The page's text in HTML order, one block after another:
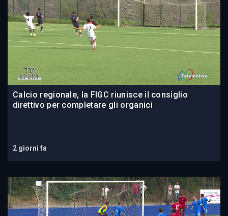
Calcio regionale, la FIGC riunisce il consiglio
direttivo per completare gli organici
2 giorni fa